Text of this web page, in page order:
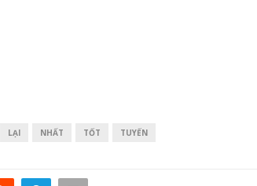
LẠI NHẤT TỐT TUYẾN